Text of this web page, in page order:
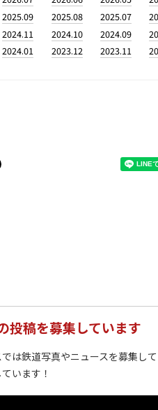
2025.09 2025.08 2025.07
2024.11 2024.10 2024.09
2024.01 2023.12 2023.11
投稿を募集しています
は鉄道写真やニュースを募集し
います！